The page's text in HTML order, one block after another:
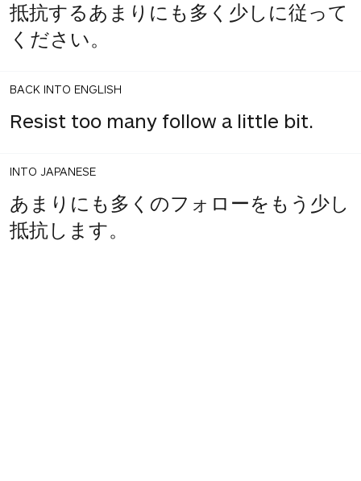
抵抗するあまりにも多く少しに従って
ください。
BACK INTO ENGLISH
Resist too many follow a little bit.
INTO JAPANESE
あまりにも多くのフォローをもう少し
抵抗します。